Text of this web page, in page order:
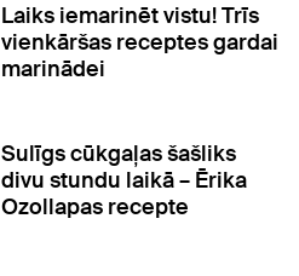
Laiks iemarinēt vistu! Trīs
vienkāršas receptes gardai
marinādei
Sulīgs cūkgaļas šašliks
divu stundu laikā – Ērika
Ozollapas recepte